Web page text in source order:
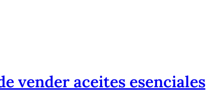
vender aceites esenciales